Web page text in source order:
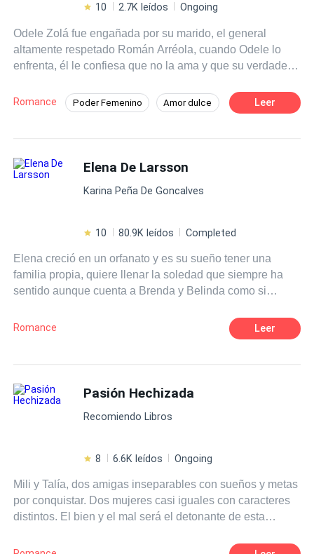
10 2.7K leídos Ongoing
Odele Zolá fue engañada por su marido, el general
altamente respetado Román Arréola, cuando Odele lo
enfrenta, él le confiesa que no la ama y que su verdadero
discusión, son atacados por miembros de la organización
criminal "La Baraja". Impotente, ve cómo Román salva a
morirá y a Odele se le rompe el corazón una vez más.
Más tarde, Odele despierta en un basurero en otro país,
no sabe cómo llegó a ahí, pero está viva y parece que
idioma de ese lugar, Odele se hace una promesa: Volverá
Romance Poder Femenino Amor dulce
Desafío a las Expectativas
Leer
Elena De Larsson
Karina Peña De Goncalves
10 80.9K leídos Completed
Elena creció en un orfanato y es su sueño tener una
familia propia, quiere llenar la soledad que siempre ha
sentido aunque cuenta a Brenda y Belinda como si
Bernhard Larsson un maduro y muy guapo magnate
hotelero que está disponible para ella si desea vivir una
apuesto arquitecto y ella no podrá resistirse a entregarse
a la aventura. ¿Qué hará Elena al estar entre estos
apuestos Larsson? Primera entrega de la saga chicas de
Romance Leer
Pasión Hechizada
Recomiendo Libros
8 6.6K leídos Ongoing
Mili y Talía, dos amigas inseparables con sueños y metas
por conquistar. Dos mujeres casi iguales con caracteres
distintos. El bien y el mal será el detonante de esta
lucharán para poder pertenecer al corazón del único